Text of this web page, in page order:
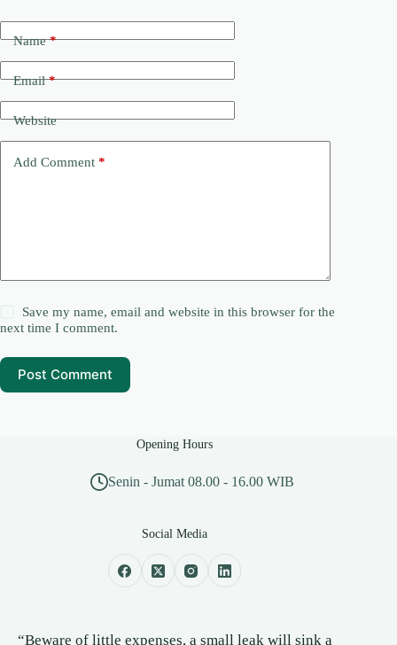
Name*
Email*
Website
Add Comment *
Save my name, email and website in this browser for the
next time I comment.
Post Comment
Opening Hours
Senin - Jumat 08.00 - 16.00 WIB
Social Media
“Beware of little expenses, a small leak will sink a